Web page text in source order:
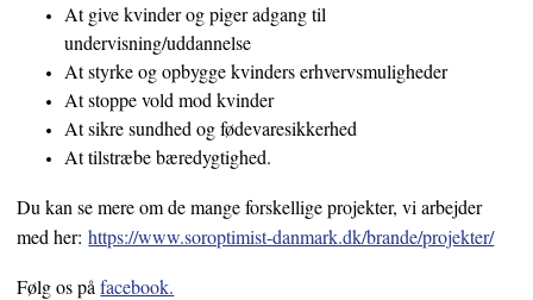
At give kvinder og piger adgang til
undervisning/uddannelse
At styrke og opbygge kvinders erhvervsmuligheder
At stoppe vold mod kvinder
At sikre sundhed og fødevaresikkerhed
At tilstræbe bæredygtighed.
Du kan se mere om de mange forskellige projekter, vi arbejder
med her:https://www.soroptimist-danmark.dk/brande/projekter/
Følg os påfacebook.